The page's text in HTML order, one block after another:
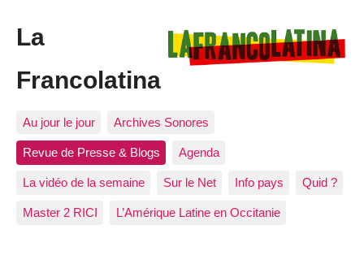
La
Francolatina
Au jour le jour Archives Sonores
Revue de Presse & Blogs Agenda
La vidéo de la semaine Sur le Net Info pays Quid ?
Master 2 RICI L’Amérique Latine en Occitanie